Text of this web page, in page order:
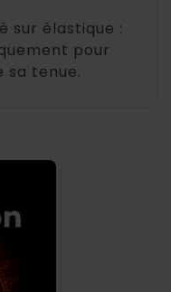
sur élastique :
pour
tenue.